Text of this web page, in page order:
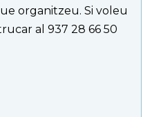
organitzeu. Si voleu
al 937 28 66 50